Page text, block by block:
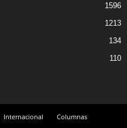
1596
1213
134
110
Internacional Columnas